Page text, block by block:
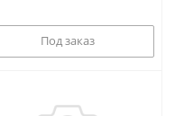
Под заказ